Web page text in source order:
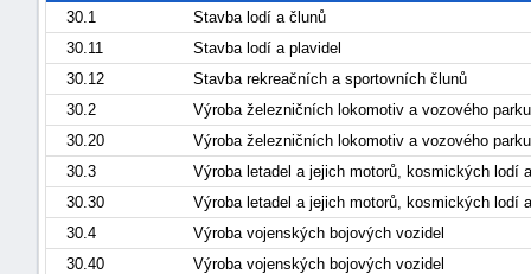
30.1
Stavba lodí a člunů
30.11
Stavba lodí a plavidel
30.12
Stavba rekreačních a sportovních člunů
30.2
Výroba železničních lokomotiv a vozového
30.20
Výroba železničních lokomotiv a vozového
30.3
Výroba letadel a jejich motorů, kosmických
30.30
Výroba letadel a jejich motorů, kosmických
30.4
Výroba vojenských bojových vozidel
30.40
Výroba vojenských bojových vozidel